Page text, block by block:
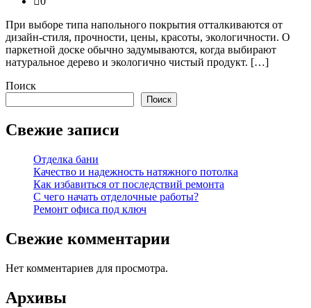
При выборе типа напольного покрытия отталкиваются от
дизайн-стиля, прочности, цены, красоты, экологичности. О
паркетной доске обычно задумываются, когда выбирают
натуральное дерево и экологично чистый продукт. […]
Поиск
Поиск
Свежие записи
Отделка бани
Качество и надежность натяжного потолка
Как избавиться от последствий ремонта
С чего начать отделочные работы?
Ремонт офиса под ключ
Свежие комментарии
Нет комментариев для просмотра.
Архивы